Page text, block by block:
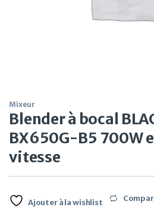
Mixeur
Blender à bocal
BX650G-B5 700W
vitesse
Ajouter à la wishlist